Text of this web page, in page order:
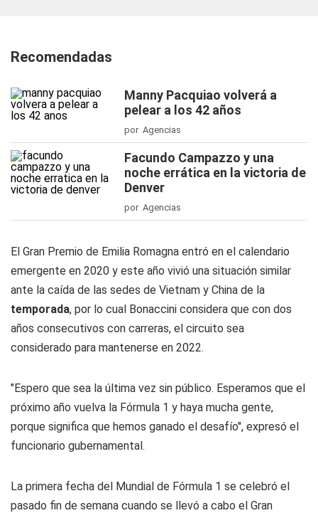
Recomendadas
Manny Pacquiao volverá a
pelear a los 42 años
por Agencias
Facundo Campazzo y una
noche errática en la victoria de
Denver
por Agencias
El Gran Premio de Emilia Romagna entró en el calendario
emergente en 2020 y este año vivió una situación similar
ante la caída de las sedes de Vietnam y China de la
temporada, por lo cual Bonaccini considera que con dos
años consecutivos con carreras, el circuito sea
considerado para mantenerse en 2022.
"Espero que sea la última vez sin público. Esperamos que el
próximo año vuelva la Fórmula 1 y haya mucha gente,
porque significa que hemos ganado el desafío", expresó el
funcionario gubernamental.
La primera fecha del Mundial de Fórmula 1 se celebró el
pasado fin de semana cuando se llevó a cabo el Gran